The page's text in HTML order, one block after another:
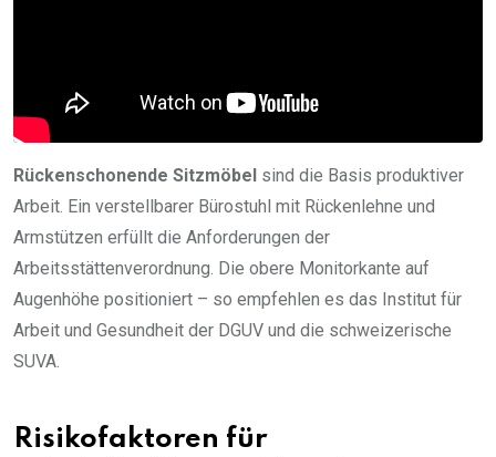
Rückenschonende Sitzmöbel sind die Basis produktiver
Arbeit. Ein verstellbarer Bürostuhl mit Rückenlehne und
Armstützen erfüllt die Anforderungen der
Arbeitsstättenverordnung. Die obere Monitorkante auf
Augenhöhe positioniert – so empfehlen es das Institut für
Arbeit und Gesundheit der DGUV und die schweizerische
SUVA.
Risikofaktoren für